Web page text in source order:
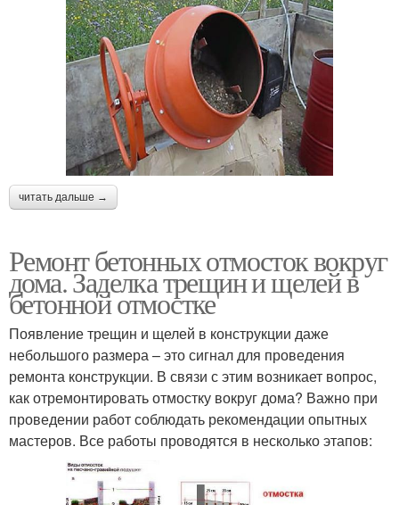
читать дальше →
Ремонт бетонных отмосток вокруг
дома. Заделка трещин и щелей в
бетонной отмостке
Появление трещин и щелей в конструкции даже
небольшого размера – это сигнал для проведения
ремонта конструкции. В связи с этим возникает вопрос,
как отремонтировать отмостку вокруг дома? Важно при
проведении работ соблюдать рекомендации опытных
мастеров. Все работы проводятся в несколько этапов: